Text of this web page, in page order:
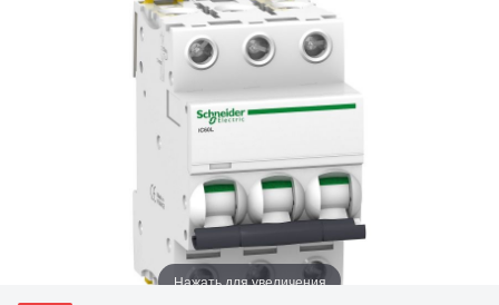
Нажать для увеличения